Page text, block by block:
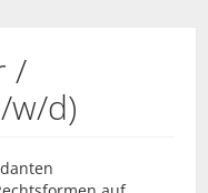
/
w/d)